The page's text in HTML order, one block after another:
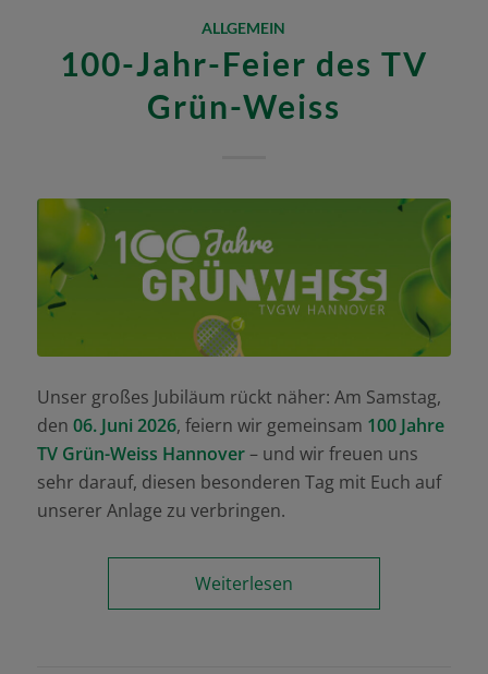
ALLGEMEIN
100-Jahr-Feier des TV
Grün-Weiss
Unser großes Jubiläum rückt näher: Am Samstag,
den 06. Juni 2026, feiern wir gemeinsam 100 Jahre
TV Grün-Weiss Hannover– und wir freuen uns
sehr darauf, diesen besonderen Tag mit Euch auf
unserer Anlage zu verbringen.
Weiterlesen